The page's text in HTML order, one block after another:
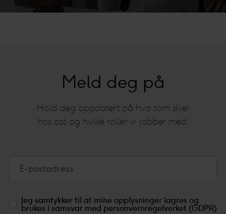
Meld deg på
Hold deg oppdatert på hva som skjer
hos oss og hvilke roller vi jobber med.
E-postadress
Jeg samtykker til at mine opplysninger lagres og
brukes i samsvar med personvernregelverket (GDPR)